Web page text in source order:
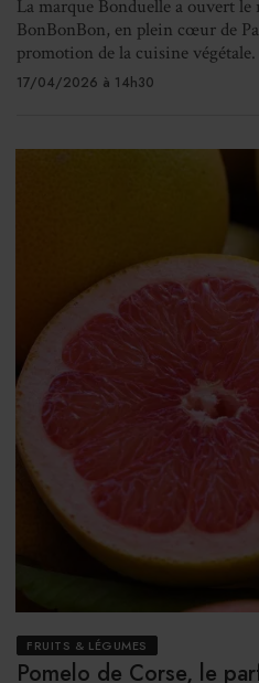
La marque Bonduelle a ouvert le
BonBonBon, en plein cœur de
promotion de la cuisine végétale.
17/04/2026 à 14h30
FRUITS & LÉGUMES
Pomelo de Corse, le